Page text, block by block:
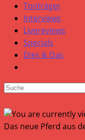
Tonträger
Interviews
Livereviews
Specials
Dies & Das